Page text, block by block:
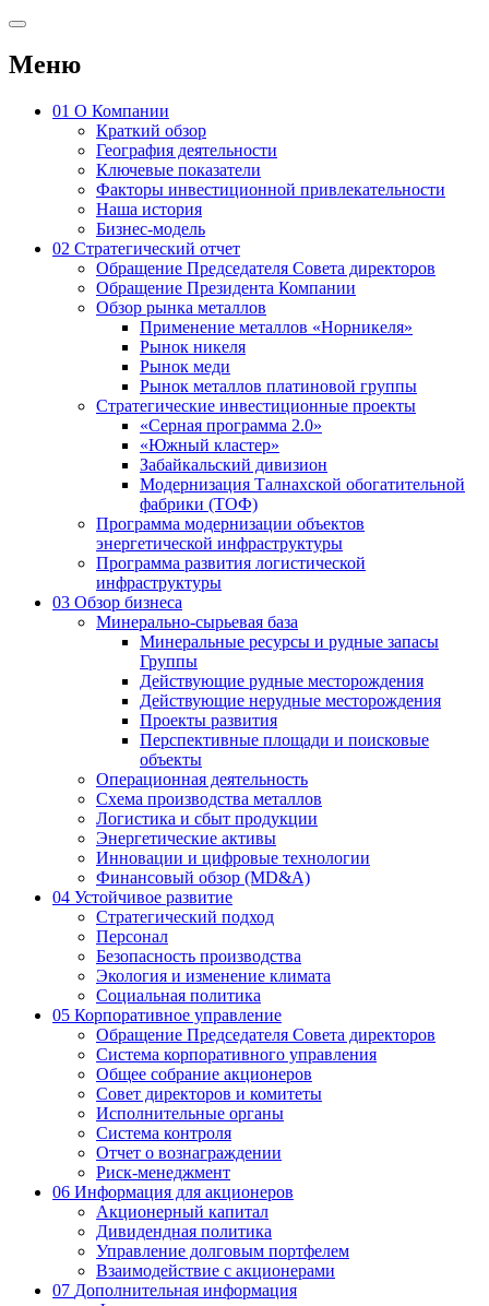
Меню
01 О Компании
Краткий обзор
География деятельности
Ключевые показатели
Факторы инвестиционной привлекательности
Наша история
Бизнес-модель
02 Стратегический отчет
Обращение Председателя Совета директоров
Обращение Президента Компании
Обзор рынка металлов
Применение металлов «Норникеля»
Рынок никеля
Рынок меди
Рынок металлов платиновой группы
Стратегические инвестиционные проекты
«Серная программа 2.0»
«Южный кластер»
Забайкальский дивизион
Модернизация Талнахской обогатительной
фабрики (ТОФ)
Программа модернизации объектов
энергетической инфраструктуры
Программа развития логистической
инфраструктуры
03 Обзор бизнеса
Минерально-сырьевая база
Минеральные ресурсы и рудные запасы
Группы
Действующие рудные месторождения
Действующие нерудные месторождения
Проекты развития
Перспективные площади и поисковые
объекты
Операционная деятельность
Схема производства металлов
Логистика и сбыт продукции
Энергетические активы
Инновации и цифровые технологии
Финансовый обзор (MD&A)
04 Устойчивое развитие
Стратегический подход
Персонал
Безопасность производства
Экология и изменение климата
Социальная политика
05 Корпоративное управление
Обращение Председателя Совета директоров
Система корпоративного управления
Общее собрание акционеров
Совет директоров и комитеты
Исполнительные органы
Система контроля
Отчет о вознаграждении
Риск-менеджмент
06 Информация для акционеров
Акционерный капитал
Дивидендная политика
Управление долговым портфелем
Взаимодействие с акционерами
07 Дополнительная информация